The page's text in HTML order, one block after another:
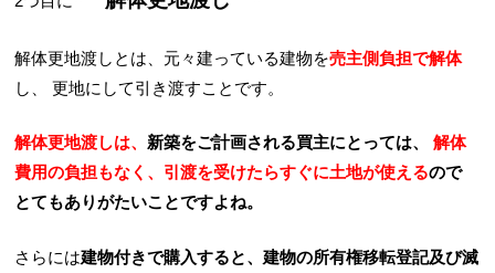
解体更地渡しとは、元々建っている建物を売主側負担で解体
し、
更地にして引き渡すことです。
解体更地渡しは、新築をご計画される買主にとっては、
解体
費用の負担もなく、引渡を受けたらすぐに土地が使えるので
とてもありがたいことですよね。
さらには建物付きで購入すると、建物の所有権移転登記及び滅